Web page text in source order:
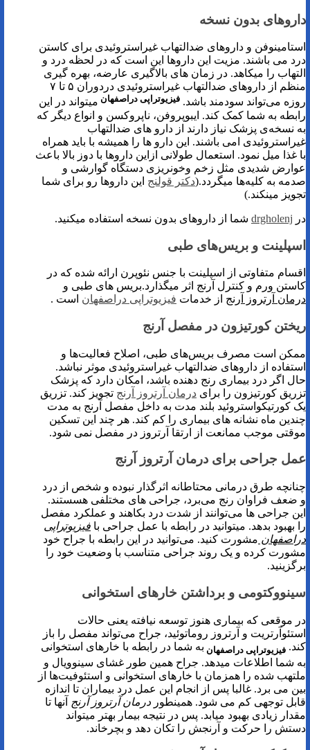
داروهای بدون نسخه
استامینوفن و داروهای ضدالتهاب غیراستروئیدی برای کاستن
درد می باشند. مزیت این داروها این است که در لحظه درد و
التهاب را میکاهد. در زمان های بالاگیری عارضه، بهره گیری
منظم از داروهای ضدالتهاب غیراستروئیدی دردوران ۵ تا ۷
روزه می‌تواند سودمند باشد. فیزیوتراپی دراصفهان میتواند در این
رابطه به شما کمک کند. ایبوپروفن، ناپروکسن و انواع دیگر که
به نسخه‌ی پزشک نیاز دارند از دارو های ضدالتهاب
غیراستروئیدی امی باشند. این دارو ها را همیشه با باید همراه
با غذا میل نمود. استعمال طولانی ازاین داروها با دوز بالا باعث
عوارض شدیدی مثل زخم‌ وخونریزی دستگاه گوارشی و
صدمه به کلیه‌ها میگردد.(دکتر قولنج این داروها رو برای شما
تجویز مینکند.)
در drgholenj شما از داروهای بدون نسخه استفاده میکنید.
اسپلینت و بریس‌های طبی
اقسام متفاوتی از اسپلینت با جنس نئوپرن ارائه شده‌ که در
کاستن ورم و کنترل آرنج اثر میگذارد.بریس های طبی و
درمان آرتروز آرنج از خدمات فیزیوتراپی دراصفهان است .
ریختن کورتیزون در مفصل آرنج
ممکن است مصرف بریس‌های طبی، اصلاح فعالیت‌ها و
استفاده از داروهای ضدالتهاب غیراستروئیدی موثر نباشد.
حال اگر درد بیماری رنج دهنده باشد، امکان دارد که پزشک
تزریق کورتیزون را برای درمان آرتروز آرنج تجویز کند. تزریق
یک کورتیکواستروئید بلند مدت به داخل مفصل آرنج به مدت
چندین ماه نشانه های بیماری را کم کند. هر چند این تسکین
موقتی موجب ممانعت از ارتقا آرتروز در مفصل نمی شود.
عمل جراحی برای درمان آرتروز آرنج
چنانچه طرق درمانی محتاطانه اثرگذار نبوده و شخص از درد
و ضعف فراوان رنج می‌برد، جراحی های مختلفی هسستند.
این جراحی ها می‌توانند از شدت درد بکاهند و عملکرد مفصل
را بهبود بدهد. میتوانید در رابطه با عمل جراحی با فیزیوتراپی
دراصفهان مشورت کنید. می‌توانید در این رابطه با جراح خود
مشورت کرده و یک روند جراحی متناسب با وضعیت خود را
برگزینید.
سینووکتومی و برداشتن خارهای استخوانی
در موقعی که بیماری هنوز توسعه نیافته یعنی حالات
استئوآرتریت و آرتروز روماتوئید، جراح می‌تواند مفصل را باز
کند. فیزیوتراپی دراصفهان به شما در رابطه با خارهای استخوانی
به شما اطلاعات میدهد. جراح همین طور غشای سینوویال و
ملتهب شده را همزمان با خارهای استخوانی و استئوفیت‌ها از
بین می برد. غالبا پس‌ از انجام این عمل درد بیماران تا اندازه
قابل‌ توجهی کم می شود. همینطور درمان آرتروز آرنج
آنها تا
مقدار زیادی بهبود میابد. پس در نتیجه بیمار بهتر میتواند
دستش را حرکت و آرنجش را تکان دهد و بچرخاند.